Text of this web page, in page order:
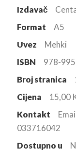
Izdavač
Format
A5
Uvez
Mehki
ISBN
978-
Broj stranica
Cijena
15,00
Kontakt
033716042
Dostupno u